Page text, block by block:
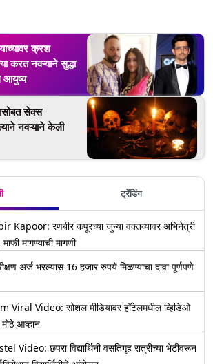
क्रश
करत नवऱ्याने सुद्धा
आयुष्य
सेक्स
नवऱ्याने केली
ट्रेंडिंग
रणबीर कपूरच्या जुन्या वक्तव्यावर अभिनेत्री
मागण्याची मागणी
अर्ज भरल्यास 16 हजार रुपये मिळण्याचा दावा पूर्णपणे
Video: सोशल मीडियावर हॉटेलमधील व्हिडिओ
आव्हान
छपरा विद्यार्थिनी वसतिगृह रात्रीच्या भेटीवरून